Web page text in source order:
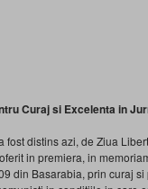
Curaj si Excelenta in
distins azi, de Ziua
in premiera, in
din Basarabia, prin curaj